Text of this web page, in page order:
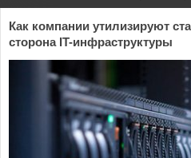
Как компании утилизируют
сторона IT-инфраструктуры